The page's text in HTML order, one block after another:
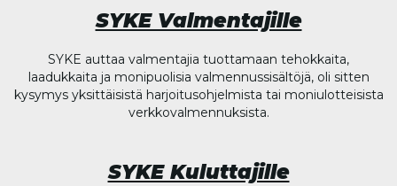
SYKE Valmentajille
SYKE auttaa valmentajia tuottamaan tehokkaita,
laadukkaita ja monipuolisia valmennussisältöjä, oli sitten
kysymys yksittäisistä harjoitusohjelmista tai moniulotteisista
verkkovalmennuksista.
SYKE Kuluttajille